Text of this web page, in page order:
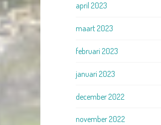
april 2023
maart 2023
februari 2023
januari 2023
december 2022
november 2022